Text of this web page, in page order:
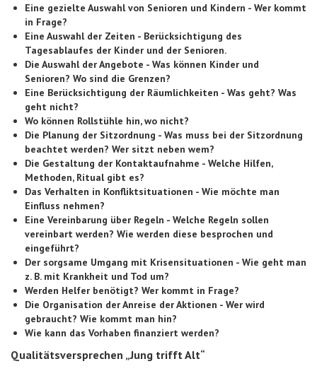
Eine gezielte Auswahl von Senioren und Kindern - Wer kommt
in Frage?
Eine Auswahl der Zeiten - Berücksichtigung des
Tagesablaufes der Kinder und der Senioren.
Die Auswahl der Angebote - Was können Kinder und
Senioren? Wo sind die Grenzen?
Eine Berücksichtigung der Räumlichkeiten - Was geht? Was
geht nicht?
Wo können Rollstühle hin, wo nicht?
Die Planung der Sitzordnung - Was muss bei der Sitzordnung
beachtet werden? Wer sitzt neben wem?
Die Gestaltung der Kontaktaufnahme - Welche Hilfen,
Methoden, Ritual gibt es?
Das Verhalten in Konfliktsituationen - Wie möchte man
Einfluss nehmen?
Eine Vereinbarung über Regeln - Welche Regeln sollen
vereinbart werden? Wie werden diese besprochen und
eingeführt?
Der sorgsame Umgang mit Krisensituationen - Wie geht man
z. B. mit Krankheit und Tod um?
Werden Helfer benötigt? Wer kommt in Frage?
Die Organisation der Anreise der Aktionen - Wer wird
gebraucht? Wie kommt man hin?
Wie kann das Vorhaben finanziert werden?
Qualitätsversprechen „Jung trifft Alt“